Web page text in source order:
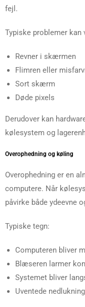
fejl.
Typiske problemer kan
Revner i skærmen
Flimren eller
Sort skærm
Døde pixels
Derudover kan
kølesystem og
Overophedning og køling
Overophedning er en
computere. Når
påvirke både ydeevne
Typiske tegn:
Computeren bliver
Blæseren larmer
Systemet bliver
Uventede